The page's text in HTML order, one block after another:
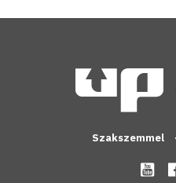
Szakszemmel